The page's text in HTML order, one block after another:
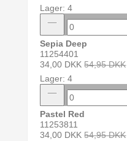
Lager: 4
Sepia Deep
11254401
34,00 DKK 54,95 DKK
Lager: 4
Pastel Red
11253811
34,00 DKK 54,95 DKK